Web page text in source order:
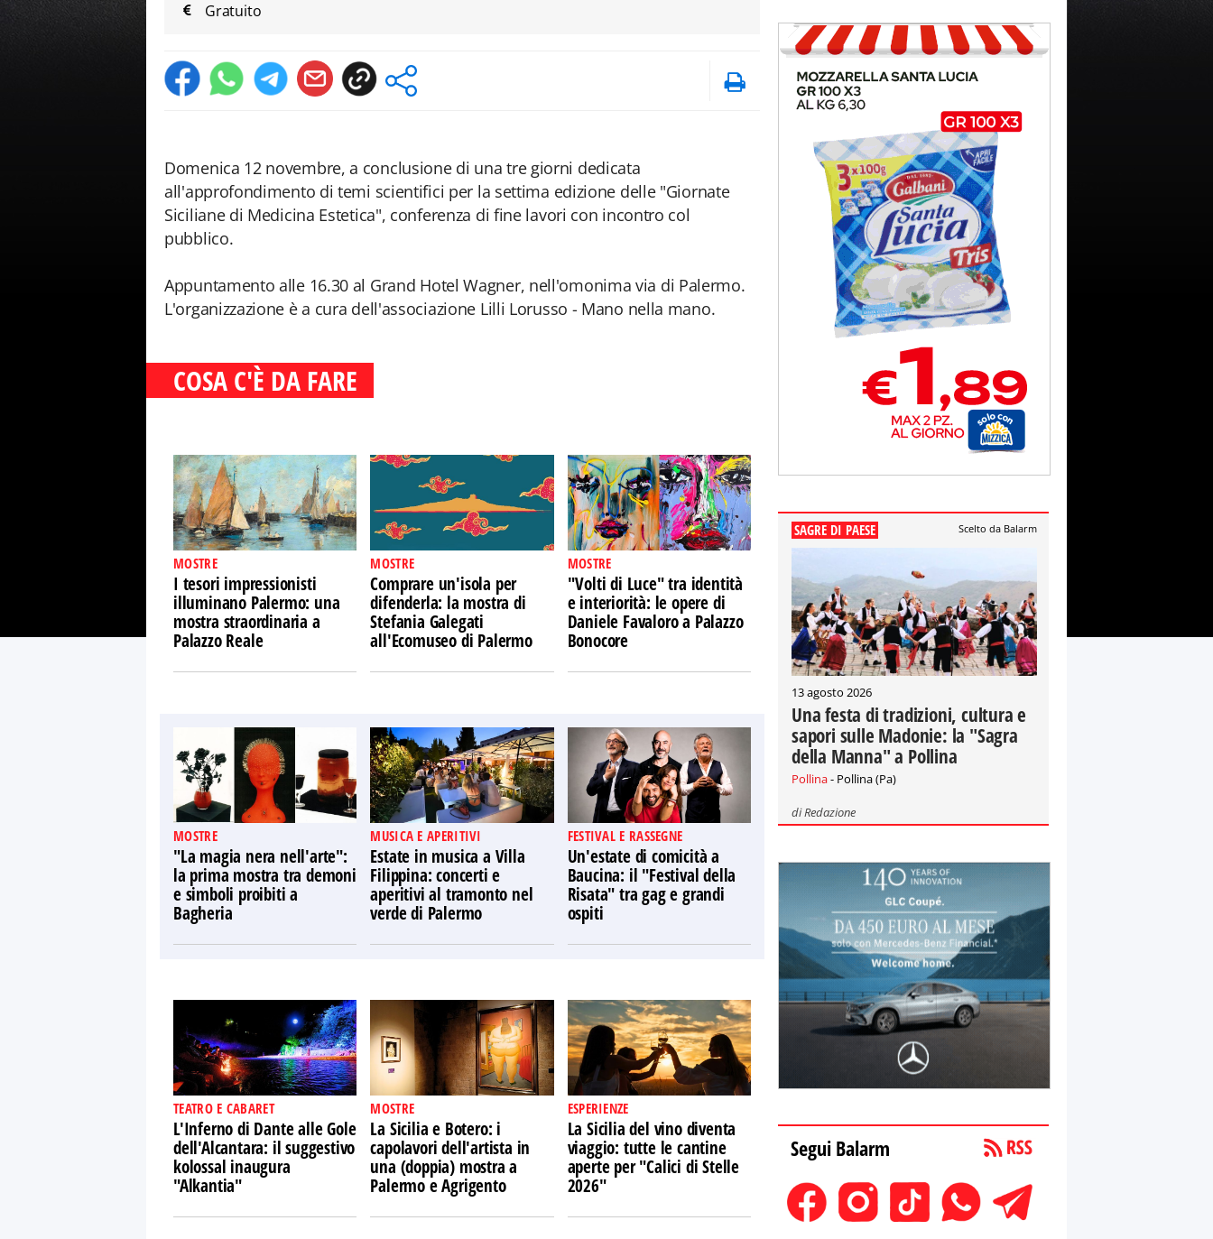
Gratuito
Domenica 12 novembre, a conclusione di una tre giorni dedicata
all'approfondimento di temi scientifici per la settima edizione delle "Giornate
Siciliane di Medicina Estetica", conferenza di fine lavori con incontro col
pubblico.
Appuntamento alle 16.30 al Grand Hotel Wagner, nell'omonima via di Palermo.
L'organizzazione è a cura dell'associazione Lilli Lorusso - Mano nella mano.
COSA C'È DA FARE
MOSTRE
I tesori impressionisti
illuminano Palermo: una
mostra straordinaria a
Palazzo Reale
MOSTRE
Comprare un'isola per
difenderla: la mostra di
Stefania Galegati
all'Ecomuseo di Palermo
MOSTRE
"Volti di Luce" tra identità
e interiorità: le opere di
Daniele Favaloro a Palazzo
Bonocore
MOSTRE
"La magia nera nell'arte":
la prima mostra tra demoni
e simboli proibiti a
Bagheria
MUSICA E APERITIVI
Estate in musica a Villa
Filippina: concerti e
aperitivi al tramonto nel
verde di Palermo
FESTIVAL E RASSEGNE
Un'estate di comicità a
Baucina: il "Festival della
Risata" tra gag e grandi
ospiti
TEATRO E CABARET
L'Inferno di Dante alle Gole
dell'Alcantara: il suggestivo
kolossal inaugura
"Alkantia"
MOSTRE
La Sicilia e Botero: i
capolavori dell'artista in
una (doppia) mostra a
Palermo e Agrigento
ESPERIENZE
La Sicilia del vino diventa
viaggio: tutte le cantine
aperte per "Calici di Stelle
2026"
SAGRE DI PAESE Scelto da Balarm
13 agosto 2026
Una festa di tradizioni, cultura e
sapori sulle Madonie: la "Sagra
della Manna" a Pollina
Pollina- Pollina (Pa)
diRedazione
Segui Balarm